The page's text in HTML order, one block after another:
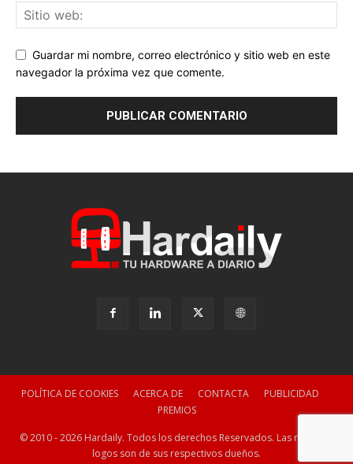
Guardar mi nombre, correo electrónico y sitio web en este
navegador la próxima vez que comente.
POLÍTICA DE COOKIES ACERCA DE CONTACTA
PUBLICIDAD
PREMIOS
© 2010 - 2026 Hardaily. Todos los derechos Reservados. Las marcas y
logos son de sus respectivos dueños.